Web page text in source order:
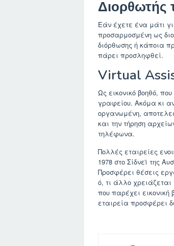
Διορθωτής
Εάν έχετε ένα μάτι
προσαρμοσμένη ως
διόρθωσης ή κάποια
πάρει προσληφθεί.
Virtual
Ως εικονικό βοηθό,
γραφείου. Ακόμα κι
οργανωμένη,
και την τήρηση
τηλέφωνα.
Πολλές εταιρείες
1978 στο Σίδνεϊ της
Προσφέρει θέσεις
ό, τι άλλο
που παρέχει εικονική
εταιρεία προσφέρει